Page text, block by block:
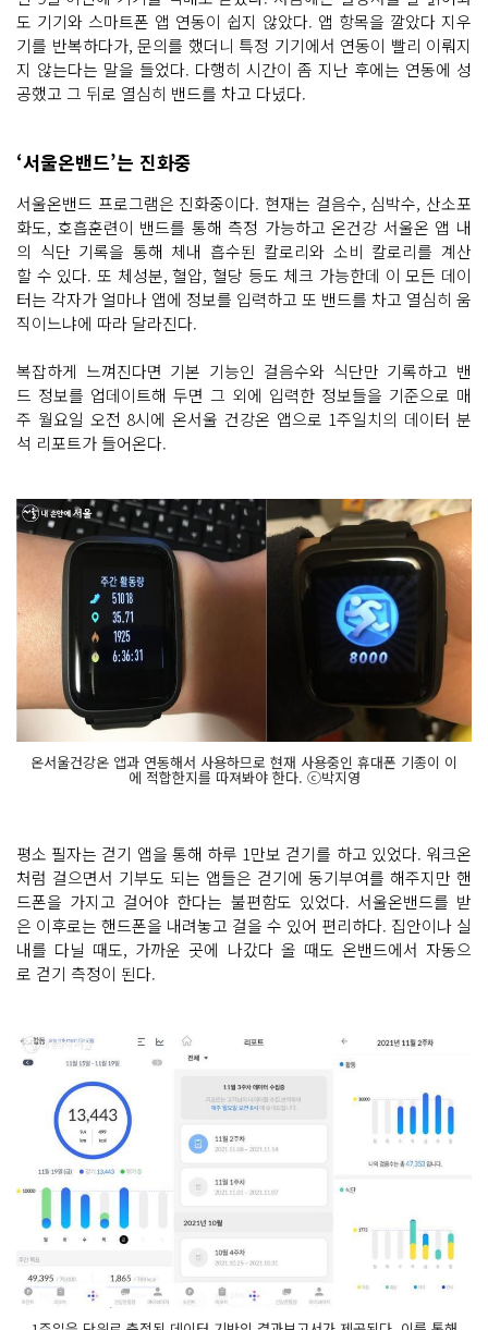
도 기기와 스마트폰 앱 연동이 쉽지 않았다. 앱 항목을 깔았다 지우
기를 반복하다가, 문의를 했더니 특정 기기에서 연동이 빨리 이뤄지
지 않는다는 말을 들었다. 다행히 시간이 좀 지난 후에는 연동에 성
공했고 그 뒤로 열심히 밴드를 차고 다녔다.
‘서울온밴드’는 진화중
서울온밴드 프로그램은 진화중이다. 현재는 걸음수, 심박수, 산소포
화도, 호흡훈련이 밴드를 통해 측정 가능하고 온건강 서울온 앱 내
의 식단 기록을 통해 체내 흡수된 칼로리와 소비 칼로리를 계산
할 수 있다. 또 체성분, 혈압, 혈당 등도 체크 가능한데 이 모든 데이
터는 각자가 얼마나 앱에 정보를 입력하고 또 밴드를 차고 열심히 움
직이느냐에 따라 달라진다.
복잡하게 느껴진다면 기본 기능인 걸음수와 식단만 기록하고 밴
드 정보를 업데이트해 두면 그 외에 입력한 정보들을 기준으로 매
주 월요일 오전 8시에 온서울 건강온 앱으로 1주일치의 데이터 분
석 리포트가 들어온다.
온서울건강온 앱과 연동해서 사용하므로 현재 사용중인 휴대폰 기종이 이
에 적합한지를 따져봐야 한다. ⓒ박지영
평소 필자는 걷기 앱을 통해 하루 1만보 걷기를 하고 있었다. 워크온
처럼 걸으면서 기부도 되는 앱들은 걷기에 동기부여를 해주지만 핸
드폰을 가지고 걸어야 한다는 불편함도 있었다. 서울온밴드를 받
은 이후로는 핸드폰을 내려놓고 걸을 수 있어 편리하다. 집안이나 실
내를 다닐 때도, 가까운 곳에 나갔다 올 때도 온밴드에서 자동으
로 걷기 측정이 된다.